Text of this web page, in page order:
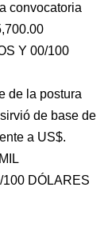
convocatoria
Y 00/100
de la postura
de base de
a US$.
DÓLARES